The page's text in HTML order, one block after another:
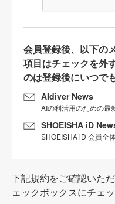
会員登録後、以下の
項目はチェックを外
のは登録後にいつで
AIdiver News
AIの利活用のための最
SHOEISHA iD
SHOEISHA iD 会員全
下記規約をご確認いた
ェックボックスにチェ